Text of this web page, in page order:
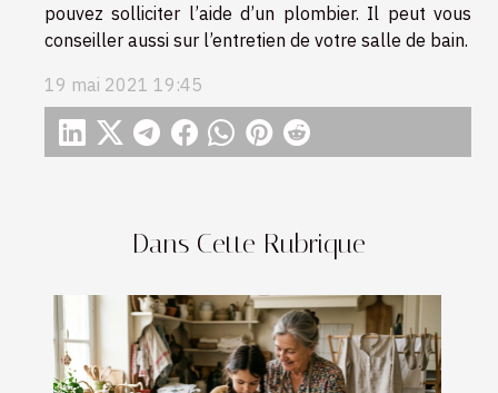
Dans Cette Rubrique
pouvez solliciter l’aide d’un plombier. Il peut vous
conseiller aussi sur l’entretien de votre salle de bain.
19 mai 2021 19:45